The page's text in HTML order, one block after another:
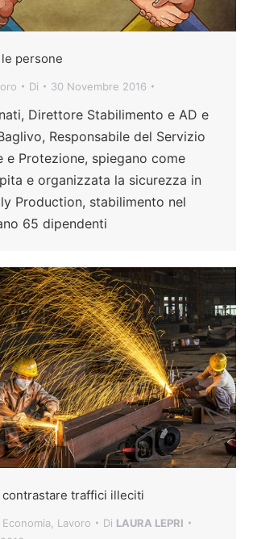
persone
Di 30 Novembre 2016
Direttore Stabilimento e AD e
Responsabile del Servizio
e Protezione, spiegano come
e organizzata la sicurezza in
Production, stabilimento nel
65 dipendenti
contrastare traffici illeciti
Economia Lavoro Di LAURA LEPRI